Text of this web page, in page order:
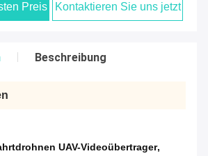
Preis Kontaktieren Sie uns jetzt
Beschreibung
UAV-Videoübertrager,